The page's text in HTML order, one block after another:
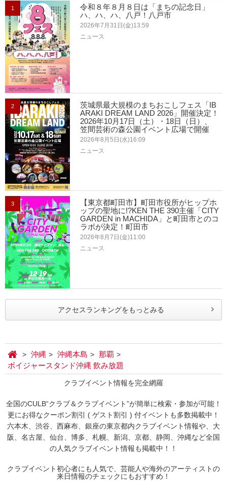
1
令和８年８月８日は「まちの記念日」
ハ、ハ、ハ、八戸！八戸市
2026年7月31日(金)13:59
ニュース
2
茨城県最大規模のまちおこしフェス「IB
ARAKI DREAM LAND 2026」開催決定！
2026年10月17日（土）・18日（日）、
笠間芸術の森公園イベント広場で開催
2026年8月5日(水)16:09
ニュース
3
【東京都町田市】町田市役所がヒップホ
ップの聖地に!?KEN THE 390主催「CITY
GARDEN in MACHIDA」と町田市とのコ
ラボが決定！町田市
2026年8月7日(金)11:00
ニュース
アクセスランキングをもっとみる
沖縄 沖縄本島
那覇
ボイジャースタンド沖縄 飲み放題
クラブイベント情報を完全網羅
全国のCULB“クラブ＆クラブイベント”が簡単に検索・参加が可能！
更にお得なクーポン割引 ( ゲスト割引 ) 付イベントも多数掲載中！
六本木、渋谷、西麻布、銀座の東京都内クラブイベント情報や、大
阪、名古屋、仙台、博多、札幌、新潟、京都、静岡、沖縄など全国
の人気クラブイベント情報も掲載中！！
クラブイベント初心者にも人気で、芸能人や海外のアーティストの
来日情報のチェックにもおすすめ！